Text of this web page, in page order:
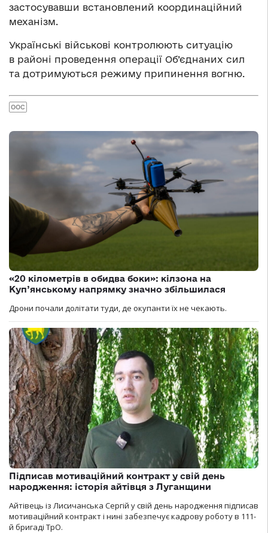
застосувавши встановлений координаційний
механізм.
Українські військові контролюють ситуацію
в районі проведення операції Об’єднаних сил
та дотримуються режиму припинення вогню.
ООС
«20 кілометрів в обидва боки»: кілзона на
Куп’янському напрямку значно збільшилася
Дрони почали долітати туди, де окупанти їх не чекають.
Підписав мотиваційний контракт у свій день
народження: історія айтівця з Луганщини
Айтівець із Лисичанська Сергій у свій день народження підписав
мотиваційний контракт і нині забезпечує кадрову роботу в 111-
й бригаді ТрО.